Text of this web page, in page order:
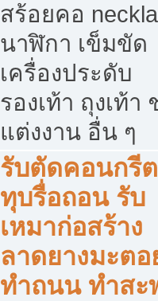
สร้อยคอ
นาฬิกา เข็มขัด
เครื่องประดับ
รองเท้า ถุงเท้า
แต่งงาน อื่น ๆ
รับตัดคอนกรี
ทุบรื่อถอน รับ
เหมาก่อสร้าง
ลาดยางมะตอ
ทำถนน ทำสะ